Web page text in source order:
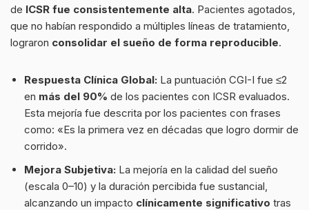
de ICSR fue consistentemente alta. Pacientes agotados,
que no habían respondido a múltiples líneas de tratamiento,
lograron consolidar el sueño de forma reproducible.
Respuesta Clínica Global: La puntuación CGI-I fue ≤2
en más del 90% de los pacientes con ICSR evaluados.
Esta mejoría fue descrita por los pacientes con frases
como: «Es la primera vez en décadas que logro dormir de
corrido».
Mejora Subjetiva: La mejoría en la calidad del sueño
(escala 0–10) y la duración percibida fue sustancial,
alcanzando un impacto clínicamente significativo tras